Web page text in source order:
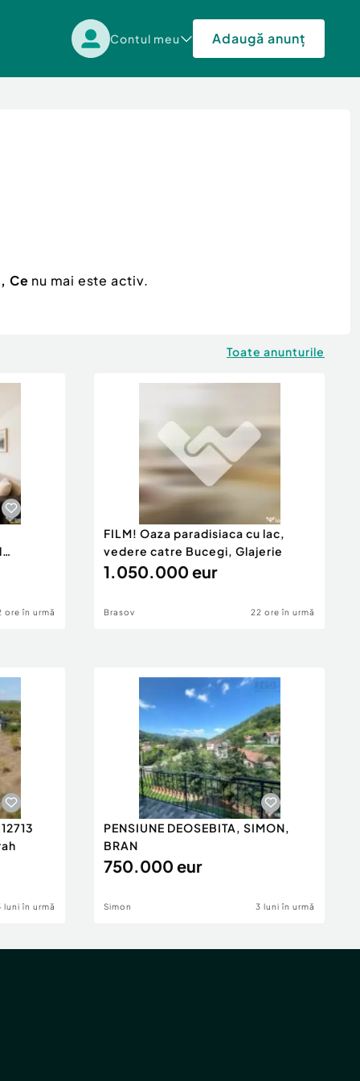
Contul meu Adaugă anunț
Ce nu mai este activ.
Toate anunturile
ore în urmă
FILM! Oaza paradisiaca cu lac,
vedere catre Bucegi, Glajerie
1.050.000 eur
Brasov 22 ore în urmă
luni în urmă
PENSIUNE DEOSEBITA, SIMON,
BRAN
750.000 eur
Simon 3 luni în urmă